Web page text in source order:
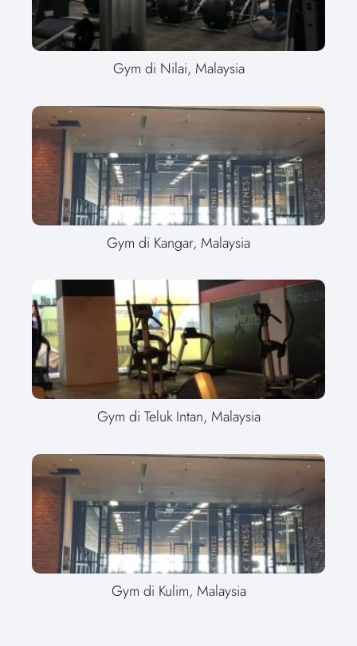
Gym di Nilai, Malaysia
Gym di Kangar, Malaysia
Gym di Teluk Intan, Malaysia
Gym di Kulim, Malaysia